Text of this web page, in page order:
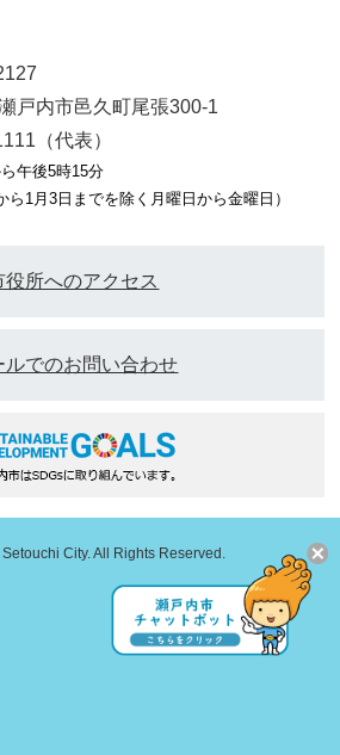
戸内市邑久町尾張300-1
（代表）
午後5時15分
ら1月3日までを除く月曜日から金曜日）
役所へのアクセス
ルでのお問い合わせ
City. All Rights Reserved.